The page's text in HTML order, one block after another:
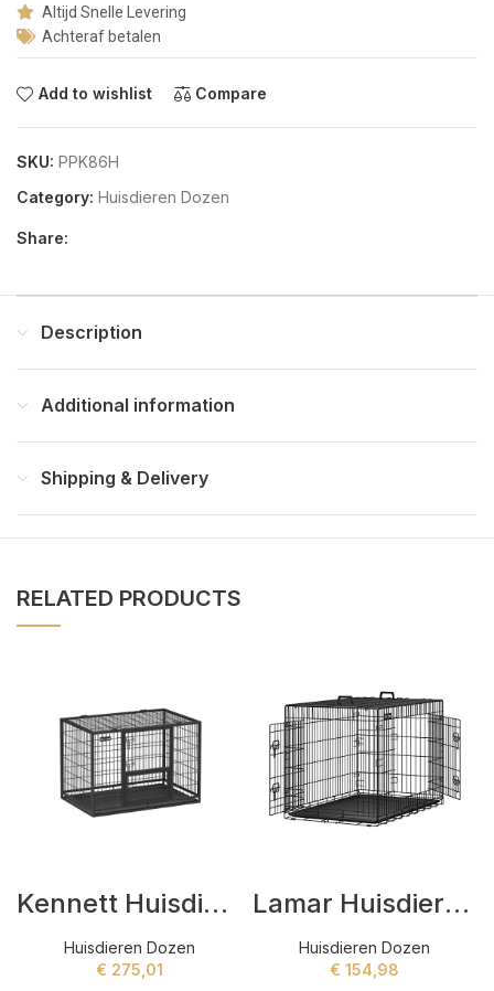
Altijd Snelle Levering
Achteraf betalen
Add to wishlist Compare
SKU: PPK86H
Category: Huisdieren Dozen
Share:
Description
Additional information
Shipping & Delivery
RELATED PRODUCTS
Kennett Huisdieren dozen Zwart
Huisdieren Dozen
€ 275,01
Lamar Huisdieren dozen Zwart
Huisdieren Dozen
€ 154,98